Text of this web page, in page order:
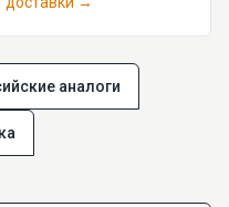
аналоги